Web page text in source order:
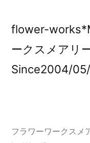
flower-
ークスメアリ
Since2004/
フラワーワークスメ